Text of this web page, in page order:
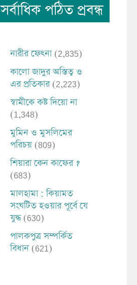
সর্বাধিক পঠিত প্রবন্ধ
নারীর ফেৎনা (2,835)
কালো জাদুর অস্তিত্ব ও
এর প্রতিকার (2,223)
স্বামীকে কষ্ট দিয়ো না
(1,348)
মুমিন ও মুসলিমের
পরিচয় (809)
শিয়ারা কেন কাফের ?
(683)
মালহামা : কিয়ামত
সংঘটিত হওয়ার পূর্বে যে
যুদ্ধ (630)
পালকপুত্র সম্পর্কিত
বিধান (621)